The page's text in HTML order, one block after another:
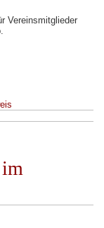
Vereinsmitglieder